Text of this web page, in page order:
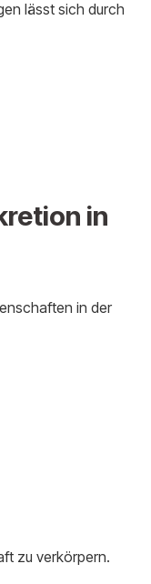
lässt sich durch
in
in der
zu verkörpern.